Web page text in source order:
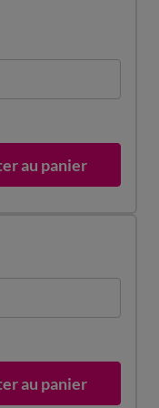
au panier
au panier